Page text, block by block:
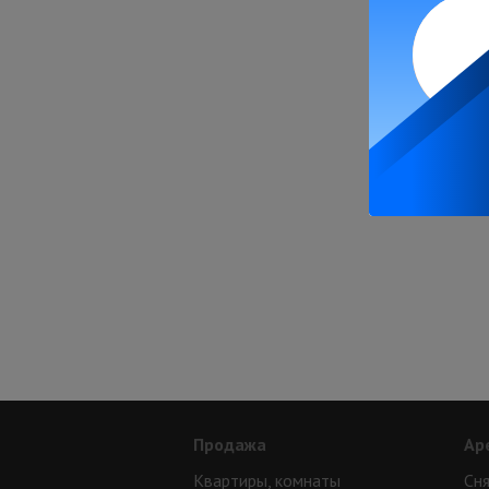
Продажа
Квартиры, комнаты